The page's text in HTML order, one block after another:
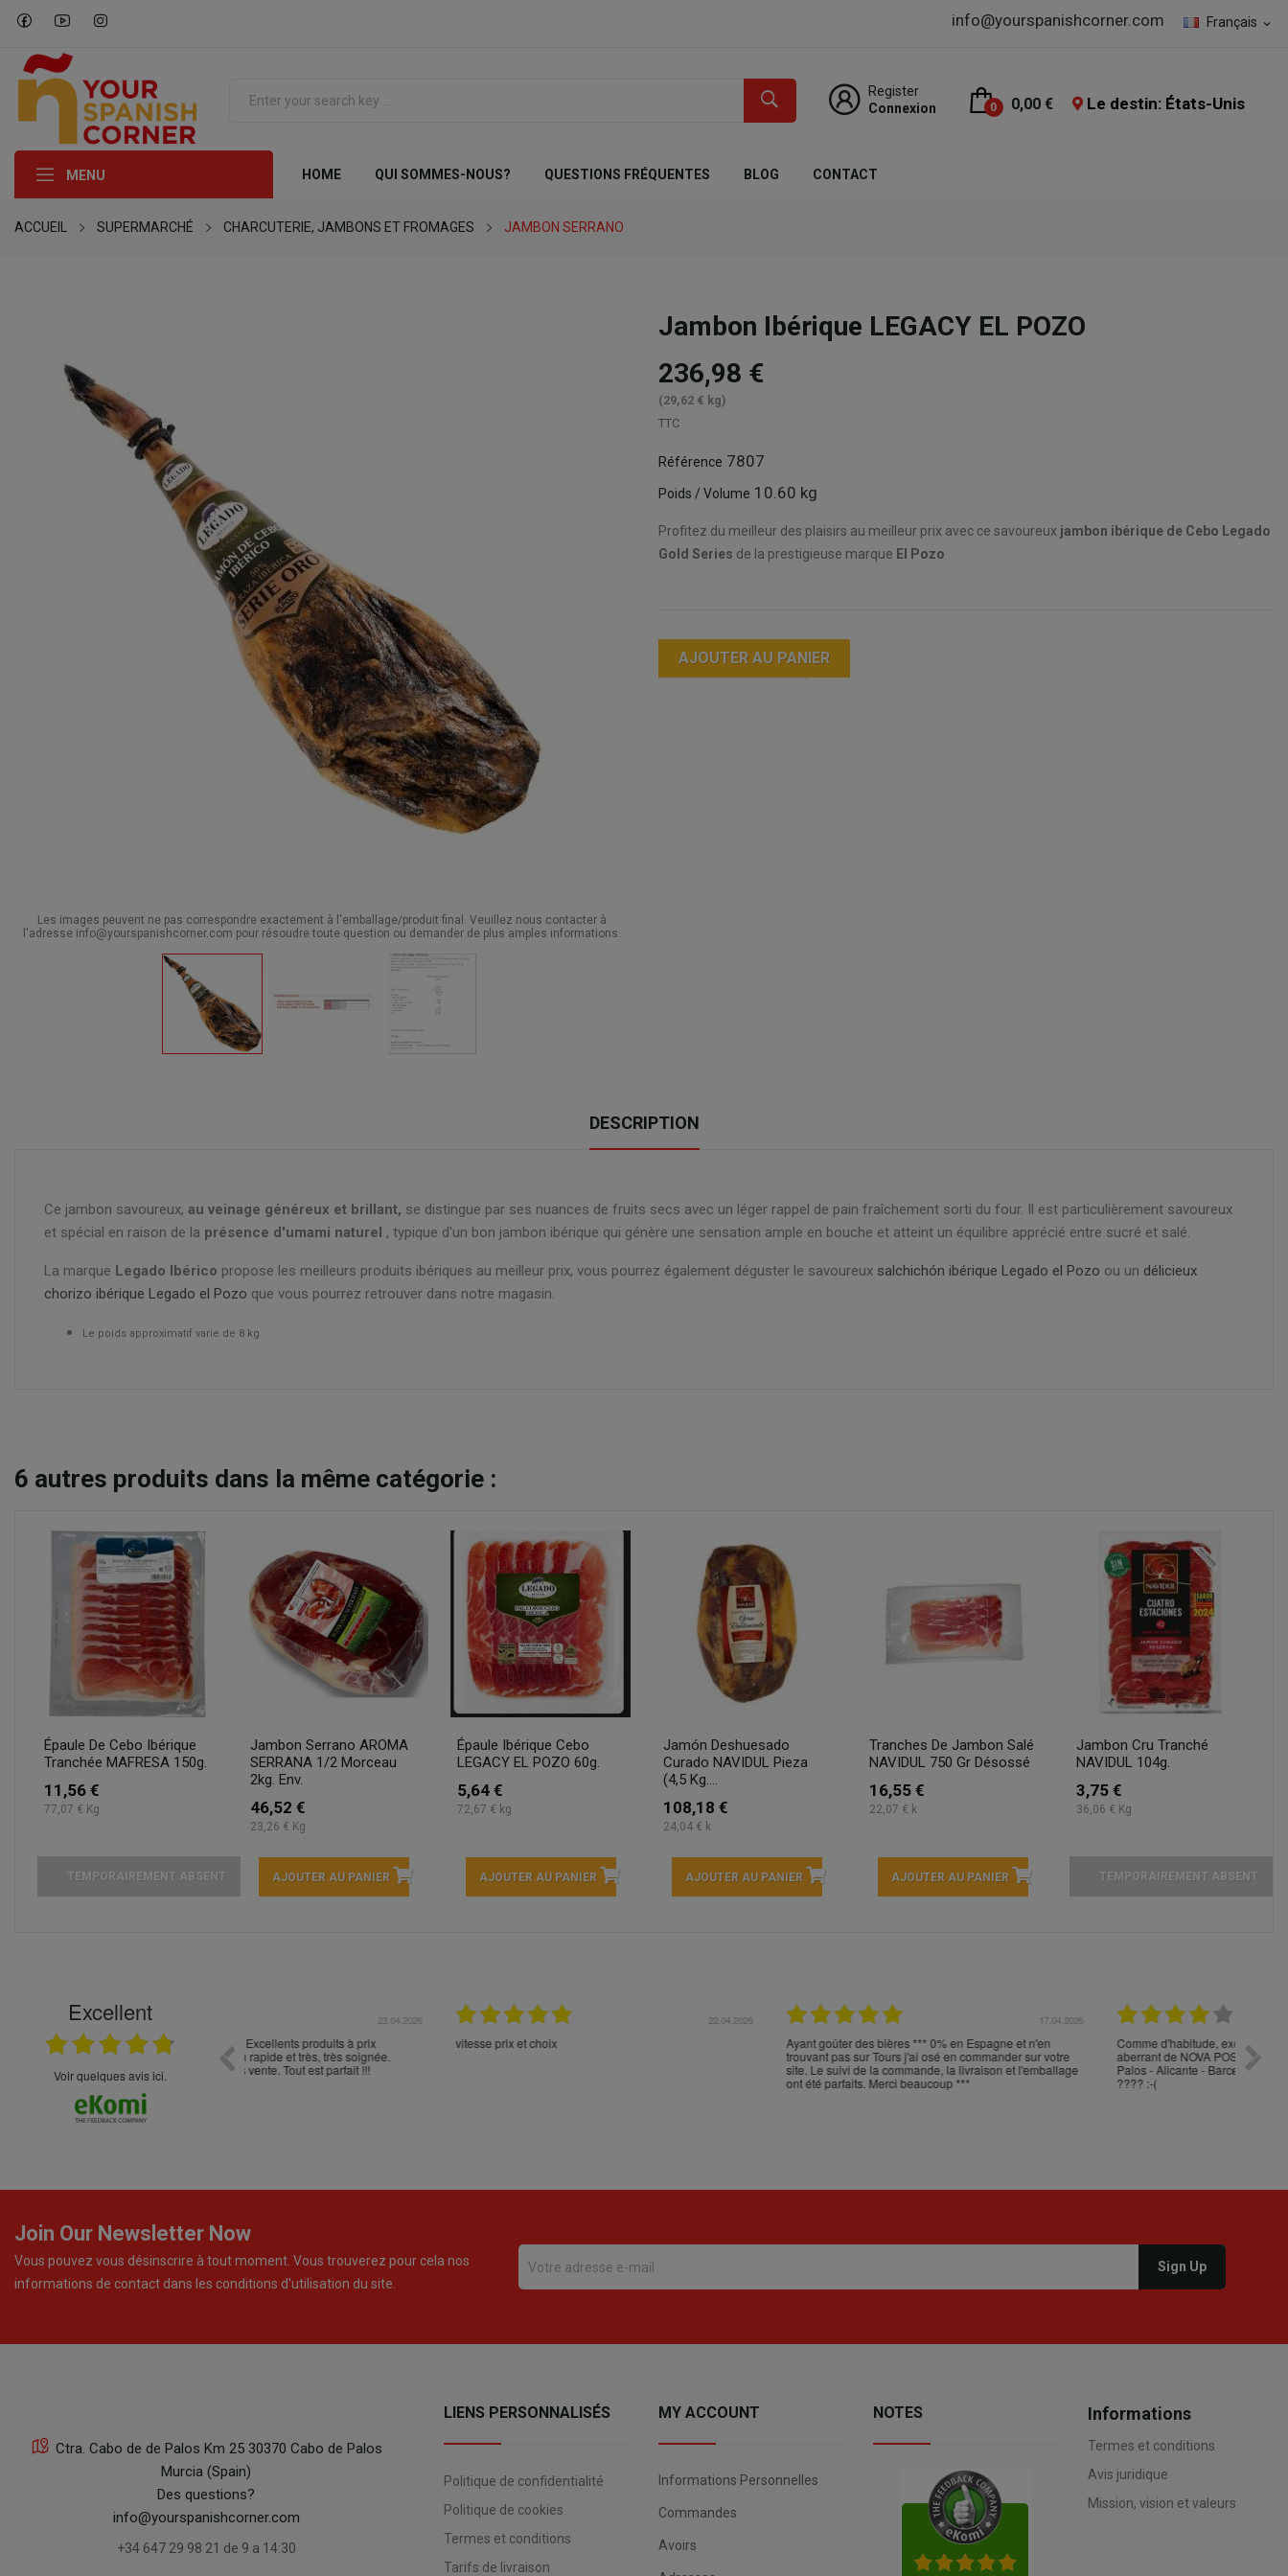
Français expand_more
info@yourspanishcorner.com
Register
Connexion
0 0,00 € Le destin: États-Unis
MENU HOME QUI SOMMES-NOUS? QUESTIONS FRÉQUENTES BLOG CONTACT
ACCUEIL SUPERMARCHÉ CHARCUTERIE, JAMBONS ET FROMAGES JAMBON SERRANO
Les images peuvent ne pas correspondre exactement à l'emballage/produit final. Veuillez nous contacter à
l'adresse info@yourspanishcorner.com pour résoudre toute question ou demander de plus amples informations.
Jambon Ibérique LEGACY EL POZO
236,98 €
(29,62 € kg)
TTC
Référence 7807
Poids / Volume 10.60 kg
Profitez du meilleur des plaisirs au meilleur prix avec ce savoureux jambon ibérique de Cebo Legado
Gold Series de la prestigieuse marque El Pozo
AJOUTER AU PANIER
DESCRIPTION
Ce jambon savoureux, au veinage généreux et brillant, se distingue par ses nuances de fruits secs avec un léger rappel de pain fraîchement sorti du four. Il est particulièrement savoureux
et spécial en raison de la présence d'umami naturel , typique d'un bon jambon ibérique qui génère une sensation ample en bouche et atteint un équilibre apprécié entre sucré et salé.
La marque Legado Ibérico propose les meilleurs produits ibériques au meilleur prix, vous pourrez également déguster le savoureux salchichón ibérique Legado el Pozo ou un délicieux
chorizo ibérique Legado el Pozo que vous pourrez retrouver dans notre magasin.
Le poids approximatif varie de 8 kg
6 autres produits dans la même catégorie :
Épaule De Cebo Ibérique
Tranchée MAFRESA 150g.
11,56 €
77,07 € Kg
TEMPORAIREMENT ABSENT
Jambon Serrano AROMA
SERRANA 1/2 Morceau
2kg. Env.
46,52 €
23,26 € Kg
AJOUTER AU PANIER
Épaule Ibérique Cebo
LEGACY EL POZO 60g.
5,64 €
72,67 € kg
AJOUTER AU PANIER
Jamón Deshuesado
Curado NAVIDUL Pieza
(4,5 Kg....
108,18 €
24,04 € k
AJOUTER AU PANIER
Tranches De Jambon Salé
NAVIDUL 750 Gr Désossé
16,55 €
22,07 € k
AJOUTER AU PANIER
Jambon Cru Tranché
NAVIDUL 104g.
3,75 €
36,06 € Kg
TEMPORAIREMENT ABSENT
Excellent
Voir quelques avis ici.
17.04.2026
Ayant goûter des bières *** 0% en Espagne et n'en
trouvant pas sur Tours j'ai osé en commander sur votre
site. Le suivi de la commande, la livraison et l'emballage
16.04.2026
Comme d'habitude, excellent emballage, mais transport
aberrant de NOVA POST (versus FEDEX): Cabos de
Palos - Alicante - Barcelone - Milan - Nice - Monoblet
16.04.2026
réactivité, sérieux et rapidité de livraison, merci
votre
Join Our Newsletter Now
Vous pouvez vous désinscrire à tout moment. Vous trouverez pour cela nos
informations de contact dans les conditions d'utilisation du site.
Ctra. Cabo de de Palos Km 25 30370 Cabo de Palos
Murcia (Spain)
Des questions?
info@yourspanishcorner.com
+34 647 29 98 21 de 9 a 14:30
LIENS PERSONNALISÉS
Politique de confidentialité
Politique de cookies
Termes et conditions
Tarifs de livraison
MY ACCOUNT
Informations Personnelles
Commandes
Avoirs
NOTES Informations
Termes et conditions
Avis juridique
Mission, vision et valeurs